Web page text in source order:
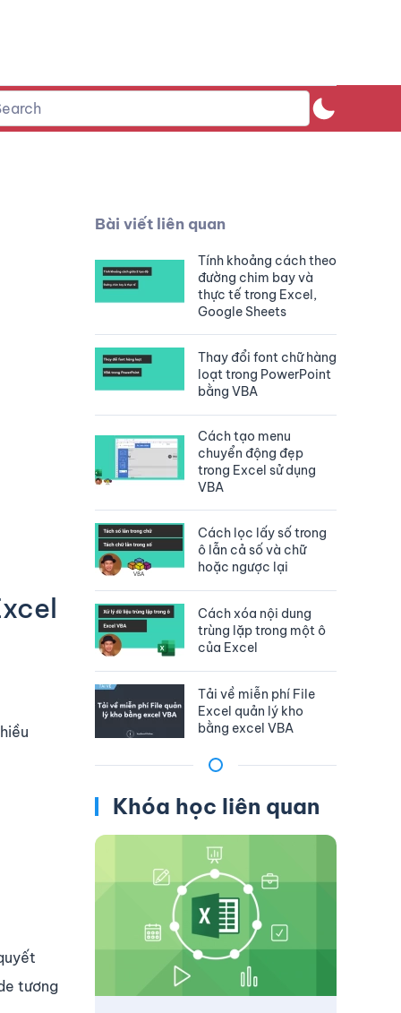
tương
Bài viết liên quan
Tính khoảng cách theo
đường chim bay và
thực tế trong Excel,
Google Sheets
Thay đổi font chữ hàng
loạt trong PowerPoint
bằng VBA
Cách tạo menu
chuyển động đẹp
trong Excel sử dụng
VBA
Cách lọc lấy số trong
ô lẫn cả số và chữ
hoặc ngược lại
Cách xóa nội dung
trùng lặp trong một ô
của Excel
Tải về miễn phí File
Excel quản lý kho
bằng excel VBA
Khóa học liên quan